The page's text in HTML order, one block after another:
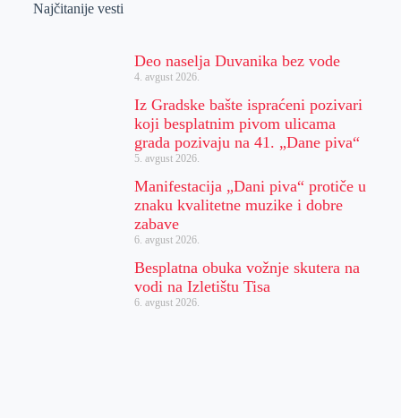
Najčitanije vesti
Deo naselja Duvanika bez vode
4. avgust 2026.
Iz Gradske bašte ispraćeni pozivari
koji besplatnim pivom ulicama
grada pozivaju na 41. „Dane piva“
5. avgust 2026.
Manifestacija „Dani piva“ protiče u
znaku kvalitetne muzike i dobre
zabave
6. avgust 2026.
Besplatna obuka vožnje skutera na
vodi na Izletištu Tisa
6. avgust 2026.